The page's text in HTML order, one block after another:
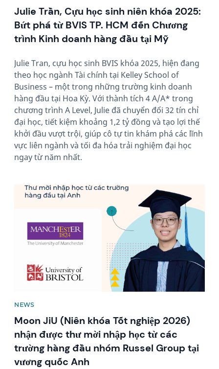
Julie Trần, Cựu học sinh niên khóa 2025:
Bứt phá từ BVIS TP. HCM đến Chương
trình Kinh doanh hàng đầu tại Mỹ
Julie Tran, cựu học sinh BVIS khóa 2025, hiện đang
theo học ngành Tài chính tại Kelley School of
Business – một trong những trường kinh doanh
hàng đầu tại Hoa Kỳ. Với thành tích 4 A/A* trong
chương trình A Level, Julie đã chuyển đổi 32 tín chỉ
đại học, tiết kiệm khoảng 1,2 tỷ đồng và tạo lợi thế
khởi đầu vượt trội, giúp cô tự tin khám phá các lĩnh
vực liên ngành và tối đa hóa trải nghiệm đại học
ngay từ năm nhất.
News image
NEWS
Moon JiU (Niên khóa Tốt nghiệp 2026)
nhận được thư mời nhập học từ các
trường hàng đầu nhóm Russel Group tại
vương quốc Anh